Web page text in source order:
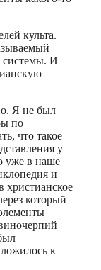
культа.
системы. И
Я не был
по
что такое
у
уже в наше
и
христианское
который
к